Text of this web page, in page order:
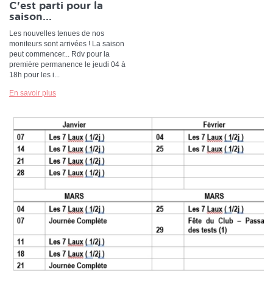
C'est parti pour la
saison...
Les nouvelles tenues de nos
moniteurs sont arrivées ! La saison
peut commencer... Rdv pour la
première permanence le jeudi 04 à
18h pour les i...
En savoir plus